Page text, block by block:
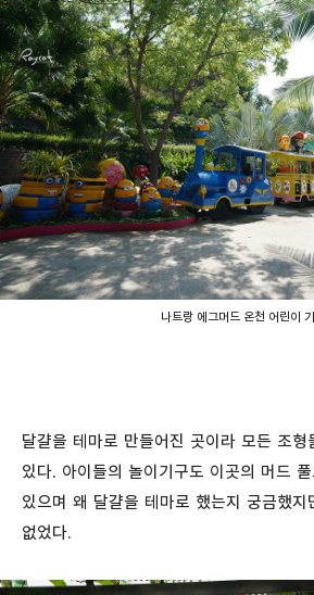
나트랑 에그머드 온천 어린이
달걀을 테마로 만들어진 곳이라 모든 조형
있다. 아이들의 놀이기구도 이곳의 머드
있으며 왜 달걀을 테마로 했는지 궁금했지
없었다.